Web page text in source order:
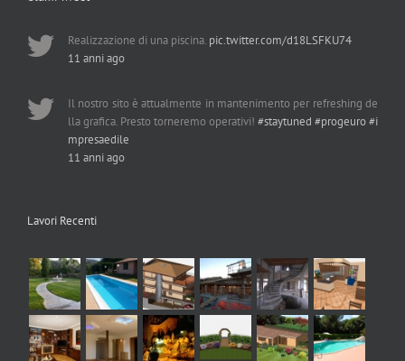
Realizzazione di una piscina. pic.twitter.com/d18LSFKU74
11 anni ago
Il nostro sito è attualmente in mantenimento per refreshing de
lla grafica. Presto torneremo operativi! #staytuned #progeuro#i
mpresaedile
11 anni ago
Lavori Recenti